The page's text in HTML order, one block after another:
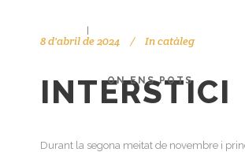
ON ENS POTS
8 d'abril de 2024 Incatàleg
INTERSTICI
Durant la segona meitat de novembre i